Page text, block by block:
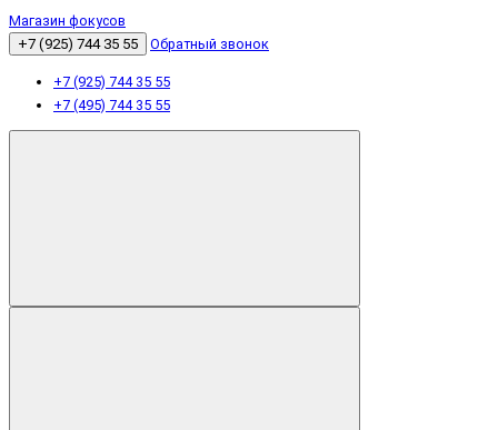
Магазин фокусов
+7 (925) 744 35 55
Обратный звонок
+7 (925) 744 35 55
+7 (495) 744 35 55